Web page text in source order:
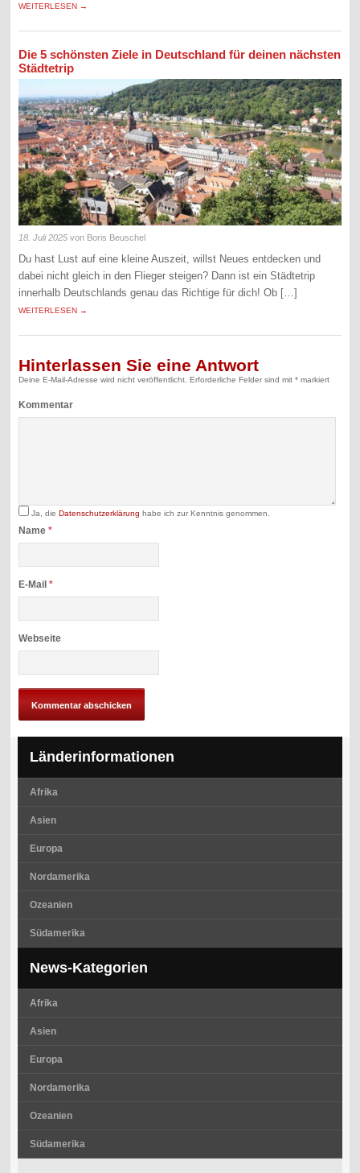
WEITERLESEN →
Die 5 schönsten Ziele in Deutschland für deinen nächsten
Städtetrip
18. Juli 2025 von Boris Beuschel
Du hast Lust auf eine kleine Auszeit, willst Neues entdecken und
dabei nicht gleich in den Flieger steigen? Dann ist ein Städtetrip
innerhalb Deutschlands genau das Richtige für dich! Ob […]
WEITERLESEN →
Hinterlassen Sie eine Antwort
Deine E-Mail-Adresse wird nicht veröffentlicht. Erforderliche Felder sind mit* markiert
Kommentar
Ja, dieDatenschutzerklärung habe ich zur Kenntnis genommen.
Name*
E-Mail*
Webseite
Länderinformationen
Afrika
Asien
Europa
Nordamerika
Ozeanien
Südamerika
News-Kategorien
Afrika
Asien
Europa
Nordamerika
Ozeanien
Südamerika